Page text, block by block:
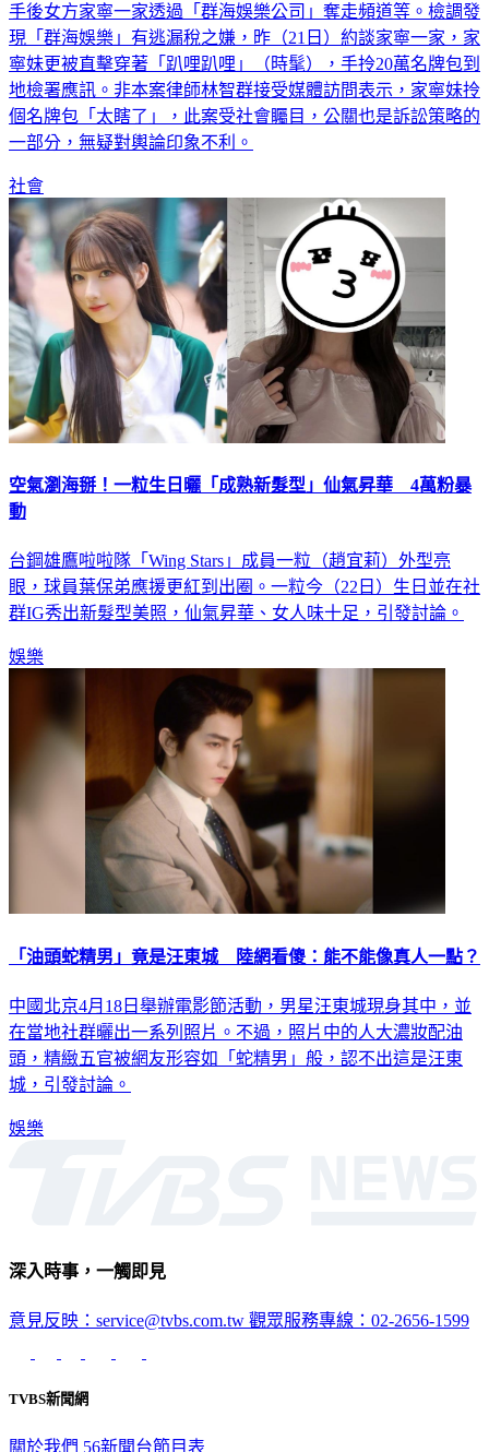
手後女方家寧一家透過「群海娛樂公司」奪走頻道等。檢調發
現「群海娛樂」有逃漏稅之嫌，昨（21日）約談家寧一家，家
寧妹更被直擊穿著「趴哩趴哩」（時髦），手拎20萬名牌包到
地檢署應訊。非本案律師林智群接受媒體訪問表示，家寧妹拎
個名牌包「太瞎了」，此案受社會矚目，公關也是訴訟策略的
一部分，無疑對輿論印象不利。
社會
空氣瀏海掰！一粒生日曬「成熟新髮型」仙氣昇華 4萬粉暴
動
台鋼雄鷹啦啦隊「Wing Stars」成員一粒（趙宜莉）外型亮
眼，球員葉保弟應援更紅到出圈。一粒今（22日）生日並在社
群IG秀出新髮型美照，仙氣昇華、女人味十足，引發討論。
娛樂
「油頭蛇精男」竟是汪東城 陸網看傻：能不能像真人一點？
中國北京4月18日舉辦電影節活動，男星汪東城現身其中，並
在當地社群曬出一系列照片。不過，照片中的人大濃妝配油
頭，精緻五官被網友形容如「蛇精男」般，認不出這是汪東
城，引發討論。
娛樂
深入時事，一觸即見
意見反映：service@tvbs.com.tw 觀眾服務專線：02-2656-1599
TVBS新聞網
關於我們 56新聞台節目表